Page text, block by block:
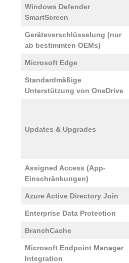
Windows Defender
SmartScreen
Geräteverschlüsselung (nur
ab bestimmten OEMs)
Microsoft Edge
Standardmäßige
Unterstützung von OneDrive
Updates & Upgrades
Assigned Access (App-
Einschränkungen)
Azure Active Directory Join
Enterprise Data Protection
BranchCache
Microsoft Endpoint Manager
Integration